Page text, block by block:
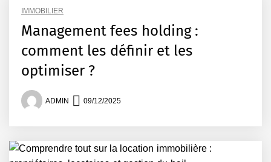
IMMOBILIER
Management fees holding :
comment les définir et les
optimiser ?
ADMIN 09/12/2025